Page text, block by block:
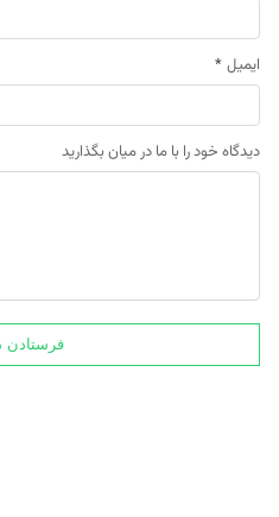
ایمیل *
دیدگاه خود را با ما در میان بگذارید